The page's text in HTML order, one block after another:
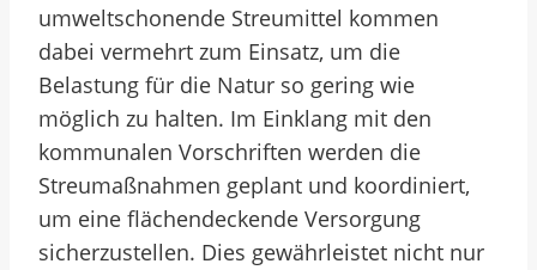
umweltschonende Streumittel kommen
dabei vermehrt zum Einsatz, um die
Belastung für die Natur so gering wie
möglich zu halten. Im Einklang mit den
kommunalen Vorschriften werden die
Streumaßnahmen geplant und koordiniert,
um eine flächendeckende Versorgung
sicherzustellen. Dies gewährleistet nicht nur